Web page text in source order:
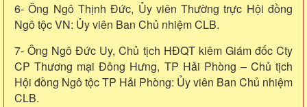
6- Ông Ngô Thịnh Đức, Ủy viên Thường trực Hội đồng
Ngô tộc VN: Ủy viên Ban Chủ nhiệm CLB.
7- Ông Ngô Đức Uy, Chủ tịch HĐQT kiêm Giám đốc Cty
CP Thương mại Đông Hưng, TP Hải Phòng – Chủ tịch
Hội đồng Ngô tộc TP Hải Phòng: Ủy viên Ban Chủ nhiệm
CLB.